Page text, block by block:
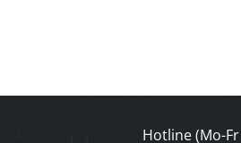
Hotline (Mo-